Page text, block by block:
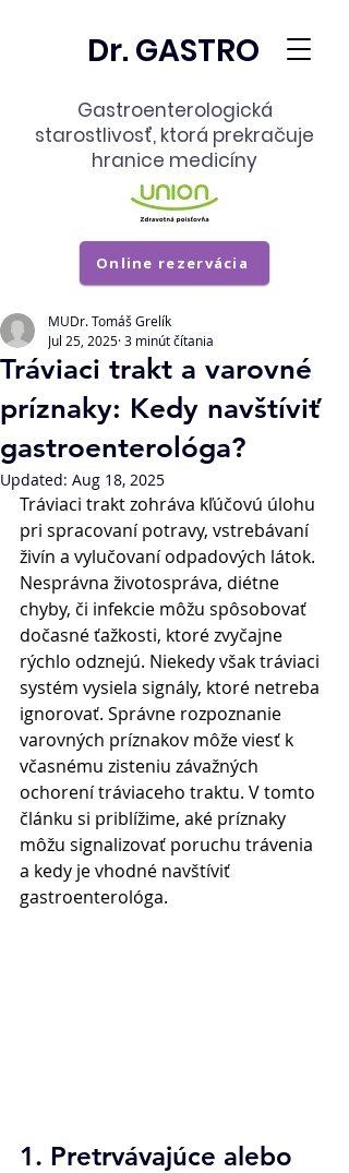
Dr. GASTRO
Gastroenterologická
starostlivosť, ktorá prekračuje
hranice medicíny
Online rezervácia
Tráviaci trakt a varovné
príznaky: Kedy navštíviť
gastroenterológa?
MUDr. Tomáš Grelík
Jul 25, 2025 3 minút čítania
Updated: Aug 18, 2025
Tráviaci trakt zohráva kľúčovú úlohu
pri spracovaní potravy, vstrebávaní
živín a vylučovaní odpadových látok.
Nesprávna životospráva, diétne
chyby, či infekcie môžu spôsobovať
dočasné ťažkosti, ktoré zvyčajne
rýchlo odznejú. Niekedy však tráviaci
systém vysiela signály, ktoré netreba
ignorovať. Správne rozpoznanie
varovných príznakov môže viesť k
včasnému zisteniu závažných
ochorení tráviaceho traktu. V tomto
článku si priblížime, aké príznaky
môžu signalizovať poruchu trávenia
a kedy je vhodné navštíviť
gastroenterológa.
1. Pretrvávajúce alebo